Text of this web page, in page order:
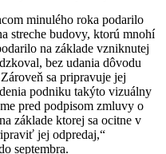
minulého roka podarilo
streche budovy, ktorú mnohí
na základe vzniknutej
bez udania dôvodu
sa pripravuje jej
podniku takýto vizuálny
pred podpisom zmluvy o
základe ktorej sa ocitne v
jej odpredaj,“
septembra.